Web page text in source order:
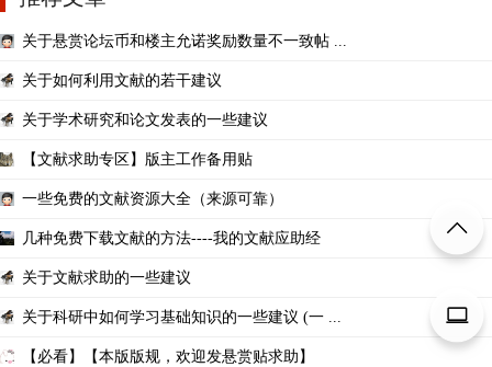
关于悬赏论坛币和楼主允诺奖励数量不一致帖 ...
关于如何利用文献的若干建议
关于学术研究和论文发表的一些建议
【文献求助专区】版主工作备用贴
一些免费的文献资源大全（来源可靠）
几种免费下载文献的方法----我的文献应助经
关于文献求助的一些建议
关于科研中如何学习基础知识的一些建议 (一 ...
【必看】【本版版规，欢迎发悬赏贴求助】